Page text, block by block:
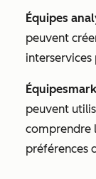
Équipes
peuvent
interservices
Équipes
peuvent
comprendre
préférences